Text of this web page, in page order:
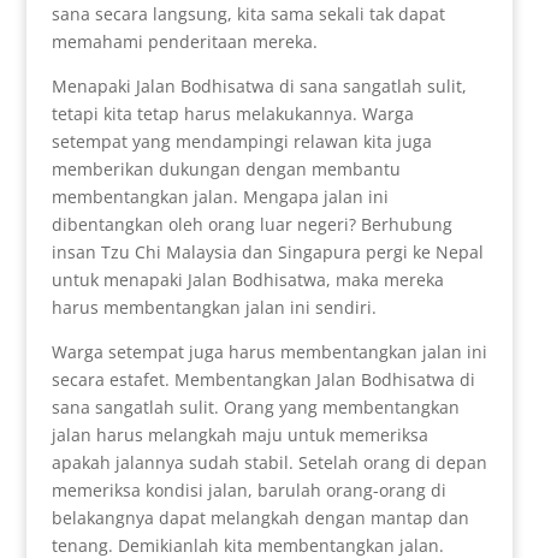
sana secara langsung, kita sama sekali tak dapat
memahami penderitaan mereka.
Menapaki Jalan Bodhisatwa di sana sangatlah sulit,
tetapi kita tetap harus melakukannya. Warga
setempat yang mendampingi relawan kita juga
memberikan dukungan dengan membantu
membentangkan jalan. Mengapa jalan ini
dibentangkan oleh orang luar negeri? Berhubung
insan Tzu Chi Malaysia dan Singapura pergi ke Nepal
untuk menapaki Jalan Bodhisatwa, maka mereka
harus membentangkan jalan ini sendiri.
Warga setempat juga harus membentangkan jalan ini
secara estafet. Membentangkan Jalan Bodhisatwa di
sana sangatlah sulit. Orang yang membentangkan
jalan harus melangkah maju untuk memeriksa
apakah jalannya sudah stabil. Setelah orang di depan
memeriksa kondisi jalan, barulah orang-orang di
belakangnya dapat melangkah dengan mantap dan
tenang. Demikianlah kita membentangkan jalan.